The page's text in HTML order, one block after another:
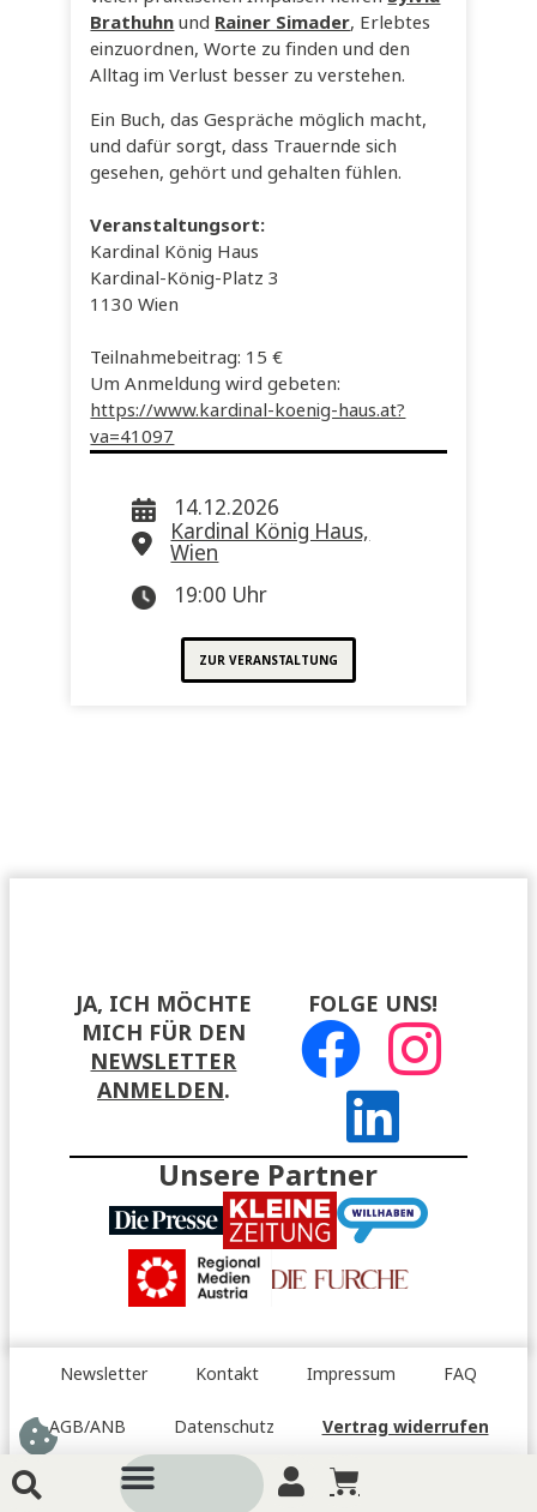
Brathuhnund Rainer Simader, Erlebtes
einzuordnen, Worte zu finden und den
Alltag im Verlust besser zu verstehen.
Ein Buch, das Gespräche möglich macht,
und dafür sorgt, dass Trauernde sich
gesehen, gehört und gehalten fühlen.
Veranstaltungsort:
Kardinal König Haus
Kardinal-König-Platz 3
1130 Wien
Teilnahmebeitrag: 15 €
Um Anmeldung wird gebeten:
https://www.kardinal-koenig-haus.at?
va=41097
14.12.2026
Kardinal König Haus,
Wien
19:00 Uhr
ZUR VERANSTALTUNG
JA, ICH MÖCHTE
MICH FÜR DEN
NEWSLETTER
ANMELDEN.
FOLGE UNS!
Unsere Partner
Newsletter Kontakt Impressum FAQ
AGB/ANB Datenschutz Vertrag widerrufen
Barrierefreiheitserklärung